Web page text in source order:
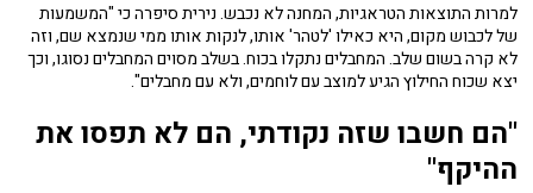
למרות התוצאות הטראגיות, המחנה לא נכבש. נירית סיפרה כי "המשמעות
של לכבוש מקום, היא כאילו 'לטהר' אותו, לנקות אותו ממי שנמצא שם, וזה
לא קרה בשום שלב. המחבלים נתקלו בכוח. בשלב מסוים המחבלים נסוגו, וכך
יצא שכוח החילוץ הגיע למוצב עם לוחמים, ולא עם מחבלים".
"הם חשבו שזה נקודתי, הם לא תפסו את
ההיקף"